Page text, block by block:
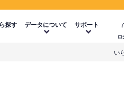
探す データについて サポート
ロ
い